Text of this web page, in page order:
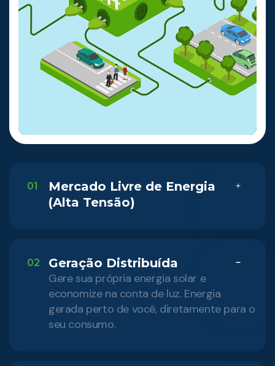
01
Mercado Livre de Energia
(Alta Tensão)
02
Geração Distribuída
Gere sua própria energia solar e
economize na conta de luz. Energia
gerada perto de você, diretamente para o
seu consumo.